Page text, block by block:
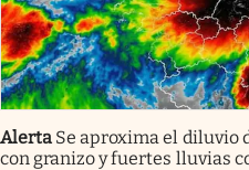
Alerta Se aproxima el diluvio
con granizo y fuertes lluvias